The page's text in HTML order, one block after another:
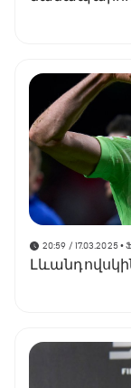
20:59 / 17.03.2025•